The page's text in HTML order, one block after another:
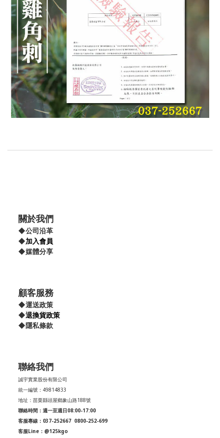
關於我們
◆公司沿革
◆加入會員
◆媒體分享
顧客服務
◆運送政策
◆退換貨政策
◆隱私條款
聯絡我們
誠宇實業股份有限公司
統一編號：49814833
地址：苗栗縣頭屋鄉象山路188號
聯絡時間：週一至週日08:00-17:00
客服專線：037-252667 0800-252-699
客服Line：@125kgo